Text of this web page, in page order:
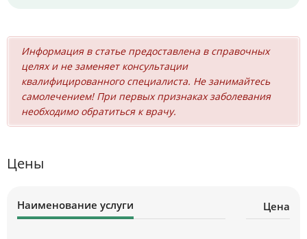
Информация в статье предоставлена в справочных
целях и не заменяет консультации
квалифицированного специалиста. Не занимайтесь
самолечением! При первых признаках заболевания
необходимо обратиться к врачу.
Цены
Наименование услуги Цена